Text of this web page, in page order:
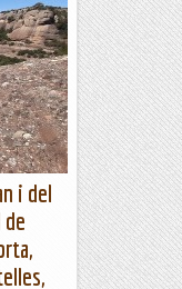
i del